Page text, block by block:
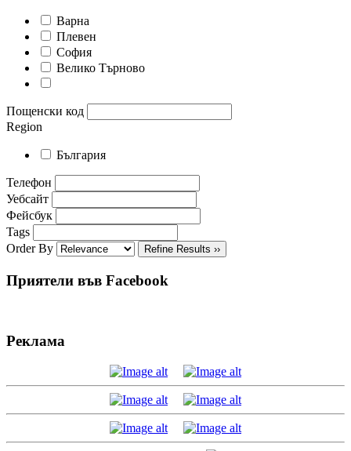
Варна
Плевен
София
Велико Търново
Пощенски код
Region
България
Телефон
Уебсайт
Фейсбук
Tags
Order By
Refine Results ››
Приятели във Facebook
Реклама